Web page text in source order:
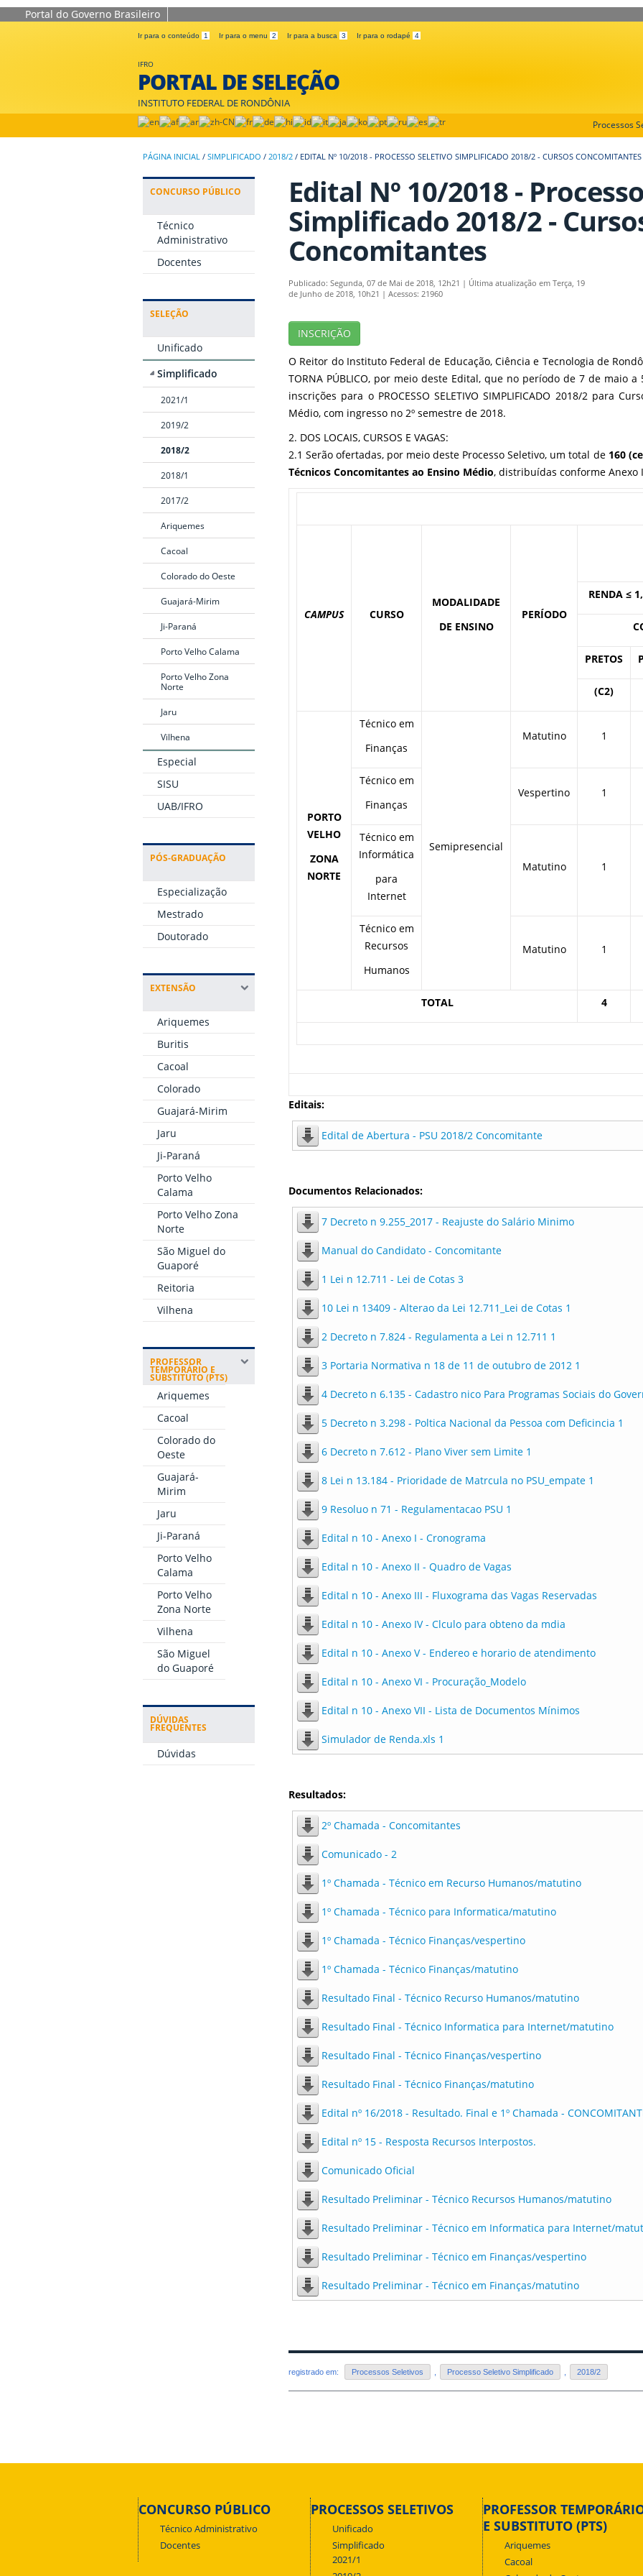
Portal do Governo Brasileiro
Ir para o conteúdo 1 Ir para o menu 2 Ir para a busca 3 Ir para o rodapé 4
IFRO
PORTAL DE SELEÇÃO
INSTITUTO FEDERAL DE RONDÔNIA
Processos
PÁGINA INICIAL / SIMPLIFICADO / 2018/2 / EDITAL Nº 10/2018 - PROCESSO SELETIVO SIMPLIFICADO 2018/2 - CURSOS CONCOMITANTES
CONCURSO PÚBLICO
Técnico
Administrativo
Docentes
SELEÇÃO
Unificado
Simplificado
2021/1
2019/2
2018/2
2018/1
2017/2
Ariquemes
Cacoal
Colorado do Oeste
Guajará-Mirim
Ji-Paraná
Porto Velho Calama
Porto Velho Zona
Norte
Jaru
Vilhena
Especial
SISU
UAB/IFRO
PÓS-GRADUAÇÃO
Especialização
Mestrado
Doutorado
EXTENSÃO
Ariquemes
Buritis
Cacoal
Colorado
Guajará-Mirim
Jaru
Ji-Paraná
Porto Velho
Calama
Porto Velho Zona
Norte
São Miguel do
Guaporé
Reitoria
Vilhena
PROFESSOR
TEMPORÁRIO E
SUBSTITUTO (PTS)
Ariquemes
Cacoal
Colorado do
Oeste
Guajará-
Mirim
Jaru
Ji-Paraná
Porto Velho
Calama
Porto Velho
Zona Norte
Vilhena
São Miguel
do Guaporé
DÚVIDAS
FREQUENTES
Dúvidas
Edital Nº 10/2018 -
Simplificado 2018/2 -
Concomitantes
Publicado: Segunda, 07 de Mai de 2018, 12h21 | Última atualização em Terça, 19
de Junho de 2018, 10h21 | Acessos: 21960
INSCRIÇÃO
O Reitor do Instituto Federal de Educação, Ciência e Tecnologia de
TORNA PÚBLICO, por meio deste Edital, que no período de 7 de maio
inscrições para o PROCESSO SELETIVO SIMPLIFICADO 2018/2 para
Médio, com ingresso no 2º semestre de 2018.
2. DOS LOCAIS, CURSOS E VAGAS:
2.1 Serão ofertadas, por meio deste Processo Seletivo, um total de 160
Técnicos Concomitantes ao Ensino Médio, distribuídas conforme Anexo
CAMPUS CURSO
MODALIDADE
DE ENSINO
PERÍODO
RENDA ≤
PRETOS
(C2)
PORTO
VELHO
ZONA
NORTE
Técnico em
Finanças
Semipresencial
Matutino 1
Técnico em
Finanças
Vespertino 1
Técnico em
Informática
para
Internet
Matutino 1
Técnico em
Recursos
Humanos
Matutino 1
TOTAL 4
Editais:
Edital de Abertura - PSU 2018/2 Concomitante
Documentos Relacionados:
7 Decreto n 9.255_2017 - Reajuste do Salário Minimo
Manual do Candidato - Concomitante
1 Lei n 12.711 - Lei de Cotas 3
10 Lei n 13409 - Alterao da Lei 12.711_Lei de Cotas 1
2 Decreto n 7.824 - Regulamenta a Lei n 12.711 1
3 Portaria Normativa n 18 de 11 de outubro de 2012 1
4 Decreto n 6.135 - Cadastro nico Para Programas Sociais do
5 Decreto n 3.298 - Poltica Nacional da Pessoa com Deficincia 1
6 Decreto n 7.612 - Plano Viver sem Limite 1
8 Lei n 13.184 - Prioridade de Matrcula no PSU_empate 1
9 Resoluo n 71 - Regulamentacao PSU 1
Edital n 10 - Anexo I - Cronograma
Edital n 10 - Anexo II - Quadro de Vagas
Edital n 10 - Anexo III - Fluxograma das Vagas Reservadas
Edital n 10 - Anexo IV - Clculo para obteno da mdia
Edital n 10 - Anexo V - Endereo e horario de atendimento
Edital n 10 - Anexo VI - Procuração_Modelo
Edital n 10 - Anexo VII - Lista de Documentos Mínimos
Simulador de Renda.xls 1
Resultados:
2º Chamada - Concomitantes
Comunicado - 2
1º Chamada - Técnico em Recurso Humanos/matutino
1º Chamada - Técnico para Informatica/matutino
1º Chamada - Técnico Finanças/vespertino
1º Chamada - Técnico Finanças/matutino
Resultado Final - Técnico Recurso Humanos/matutino
Resultado Final - Técnico Informatica para Internet/matutino
Resultado Final - Técnico Finanças/vespertino
Resultado Final - Técnico Finanças/matutino
Edital nº 16/2018 - Resultado. Final e 1º Chamada -
Edital nº 15 - Resposta Recursos Interpostos.
Comunicado Oficial
Resultado Preliminar - Técnico Recursos Humanos/matutino
Resultado Preliminar - Técnico em Informatica para Internet/
Resultado Preliminar - Técnico em Finanças/vespertino
Resultado Preliminar - Técnico em Finanças/matutino
registrado em: Processos Seletivos Processo Seletivo Simplificado 2018/2
CONCURSO PÚBLICO
Técnico Administrativo
Docentes
PROCESSOS SELETIVOS
Unificado
Simplificado
2021/1
PROFESSOR
E SUBSTITUTO (PTS)
Ariquemes
Cacoal